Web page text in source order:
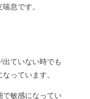
息です。
ていない時でも
っています。
敏感になってい